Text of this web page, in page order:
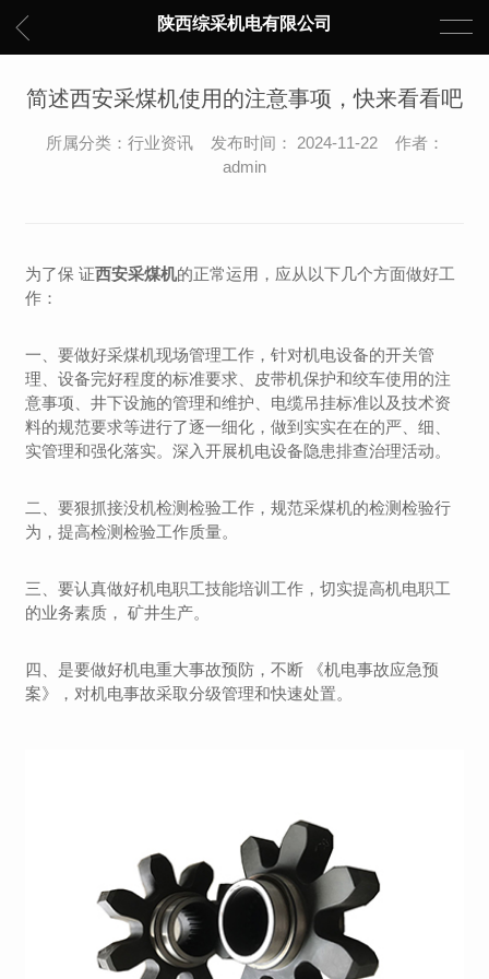
陕西综采机电有限公司
简述西安采煤机使用的注意事项，快来看看吧
所属分类：行业资讯 发布时间： 2024-11-22 作者：
admin
为了保 证西安采煤机的正常运用，应从以下几个方面做好工
作：
一、要做好采煤机现场管理工作，针对机电设备的开关管
理、设备完好程度的标准要求、皮带机保护和绞车使用的注
意事项、井下设施的管理和维护、电缆吊挂标准以及技术资
料的规范要求等进行了逐一细化，做到实实在在的严、细、
实管理和强化落实。深入开展机电设备隐患排查治理活动。
二、要狠抓接没机检测检验工作，规范采煤机的检测检验行
为，提高检测检验工作质量。
三、要认真做好机电职工技能培训工作，切实提高机电职工
的业务素质， 矿井生产。
四、是要做好机电重大事故预防，不断 《机电事故应急预
案》，对机电事故采取分级管理和快速处置。